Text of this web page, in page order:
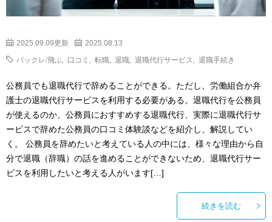
2025.09.09更新 2025.08.13
バックレ/飛ぶ 口コミ 転職 退職 退職代行サービス 退職手続き
公務員でも退職代行で辞めることができる。ただし、労働組合か弁
護士の退職代行サービスを利用する必要がある。退職代行を公務員
が使えるのか、公務員におすすめする退職代行、実際に退職代行サ
ービスで辞めた公務員の口コミ体験談などを紹介し、解説してい
く。 公務員を辞めたいと考えている人の中には、様々な理由から自
分で退職（辞職）の話を進めることができないため、退職代行サー
ビスを利用したいと考える人がいます[…]
続きを読む